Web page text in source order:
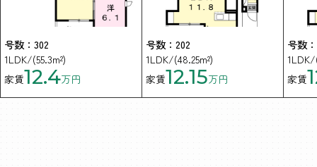
号数：302
1LDK/(55.3m²)
家賃12.4万円
号数：202
1LDK/(48.25m²)
家賃12.15万円
号数
1LDK/
家賃